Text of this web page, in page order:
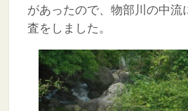
があったので、物部川の中流
査をしました。